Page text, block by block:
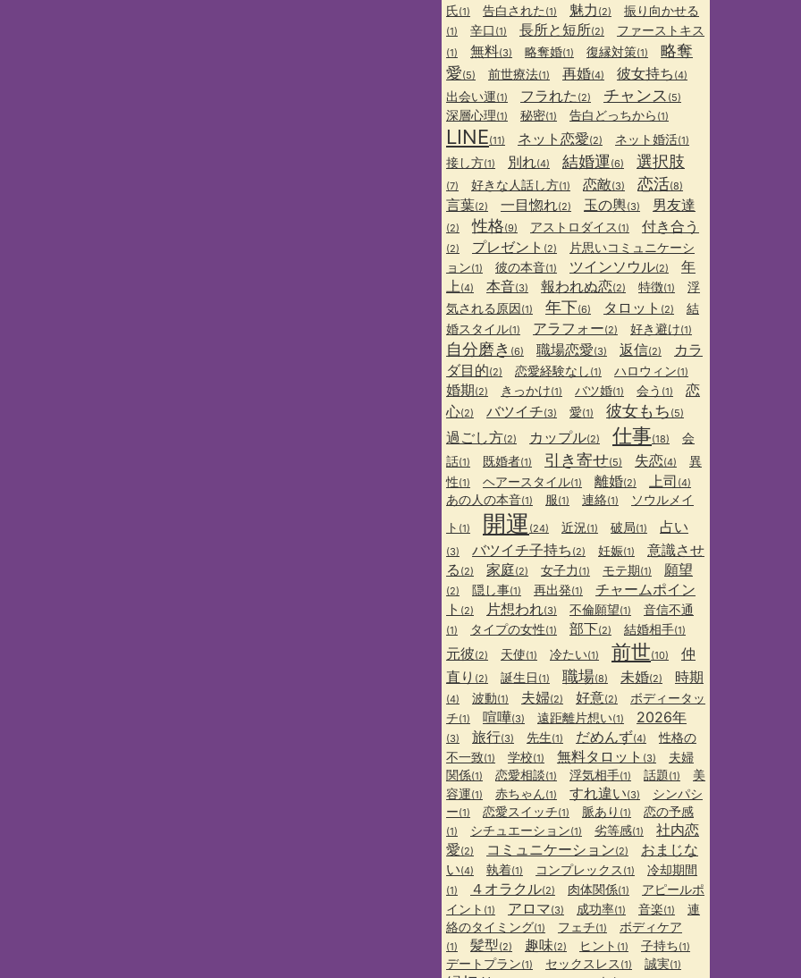
氏(1) 告白された (1) 魅力 (2) 振り向かせる
(1) 辛口 (1) 長所と短所(2) ファーストキス
(1) 無料(3) 略奪婚(1) 復縁対策(1)
略奪
愛(5) 前世療法(1) 再婚(4) 彼女持ち (4)
出会い運(1) フラれた (2) チャンス (5)
深層心理(1) 秘密(1) 告白どっちから (1)
LINE(11) ネット恋愛(2) ネット婚活(1)
接し方(1) 別れ(4) 結婚運(6) 選択肢
(7) 好きな人話し方(1) 恋敵(3) 恋活(8)
言葉(2) 一目惚れ(2) 玉の輿(3) 男友達
(2) 性格(9) アストロダイス (1) 付き合う
(2) プレゼント (2)
片思いコミュニケーシ
ョン(1) 彼の本音(1) ツインソウル(2)
年
上(4) 本音(3) 報われぬ恋(2) 特徴(1)
浮
気される原因(1) 年下(6) タロット (2)
結
婚スタイル(1) アラフォー(2) 好き避け(1)
自分磨き (6) 職場恋愛(3) 返信(2)
カラ
ダ目的(2) 恋愛経験なし (1) ハロウィン(1)
婚期(2) きっかけ(1) バツ婚(1) 会う (1)
恋
心(2) バツイチ(3) 愛(1) 彼女もち (5)
過ごし方(2) カップル(2) 仕事(18)
会
話(1) 既婚者(1) 引き寄せ(5) 失恋(4)
異
性(1) ヘアースタイル(1) 離婚(2) 上司 (4)
あの人の本音(1) 服(1) 連絡(1)
ソウルメイ
ト (1) 開運 (24) 近況 (1) 破局(1) 占い
(3) バツイチ子持ち (2) 妊娠(1)
意識させ
る (2) 家庭(2) 女子力 (1) モテ期(1) 願望
(2) 隠し事(1) 再出発(1)
チャームポイン
ト (2) 片想われ(3) 不倫願望(1) 音信不通
(1) タイプの女性(1) 部下(2) 結婚相手(1)
元彼(2) 天使(1) 冷たい(1) 前世(10)
仲
直り (2) 誕生日 (1) 職場(8) 未婚(2) 時期
(4) 波動(1) 夫婦(2) 好意(2)
ボディータッ
チ(1) 喧嘩(3) 遠距離片想い(1) 2026年
(3) 旅行(3) 先生(1) だめんず(4)
性格の
不一致(1) 学校(1) 無料タロット (3)
夫婦
関係(1) 恋愛相談(1) 浮気相手(1) 話題(1)
美
容運(1) 赤ちゃん(1) すれ違い(3)
シンパシ
ー(1) 恋愛スイッチ(1) 脈あり (1) 恋の予感
(1) シチュエーション(1) 劣等感(1)
社内恋
愛(2) コミュニケーション(2)
おまじな
い(4) 執着(1) コンプレックス (1) 冷却期間
(1) ４オラクル(2) 肉体関係(1)
アピールポ
イント (1) アロマ(3) 成功率(1) 音楽(1)
連
絡のタイミング(1) フェチ(1) ボディケア
(1) 髪型(2) 趣味(2) ヒント (1) 子持ち(1)
デートプラン(1) セックスレス (1) 誠実(1)